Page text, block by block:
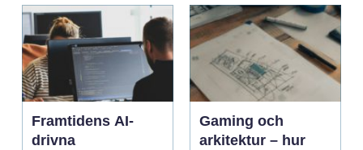
Framtidens AI-
drivna
Gaming och
arkitektur – hur